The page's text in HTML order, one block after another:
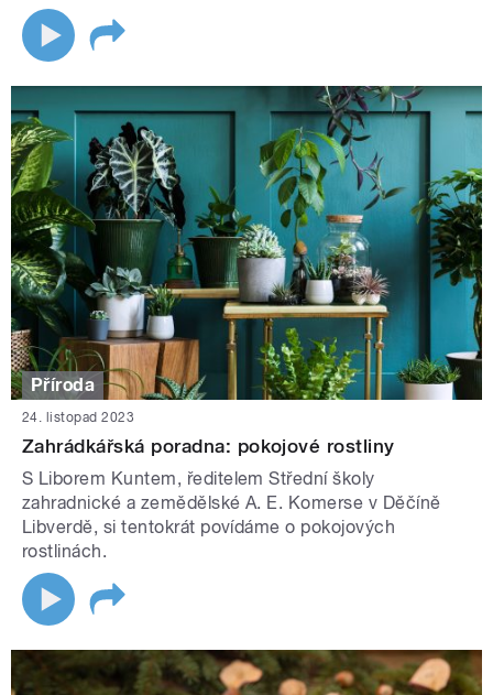
Příroda
24. listopad 2023
Zahrádkářská poradna: pokojové rostliny
S Liborem Kuntem, ředitelem Střední školy
zahradnické a zemědělské A. E. Komerse v Děčíně
Libverdě, si tentokrát povídáme o pokojových
rostlinách.